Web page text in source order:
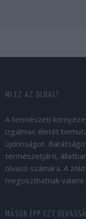
MI EZ AZ OLDAL?
A természeti
izgalmas életét
újdonságot.
természetjáró,
olvasó számára. A
megoszthatnak valami
MÁSOK ÉPP EZT